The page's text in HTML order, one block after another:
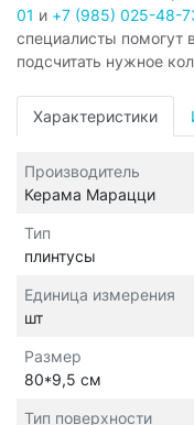
01 и +7 (985) 025-48-
специалисты помогут
подсчитать нужное
Характеристики
Производитель
Керама Марацци
Тип
плинтусы
Единица измерения
шт
Размер
80*9,5 см
Тип поверхности